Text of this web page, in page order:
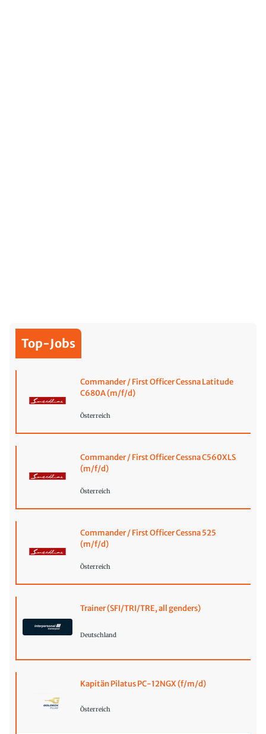
Top-Jobs
Commander / First Officer Cessna Latitude
C680A (m/f/d)
Österreich
Commander / First Officer Cessna C560XLS
(m/f/d)
Österreich
Commander / First Officer Cessna 525
(m/f/d)
Österreich
Trainer (SFI/TRI/TRE, all genders)
Deutschland
Kapitän Pilatus PC-12NGX (f/m/d)
Österreich